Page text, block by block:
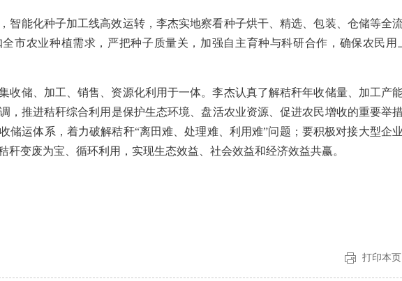
智能化种子加工线高效运转，李杰实地察看种子烘干、精选、包装、仓储等全
市农业种植需求，严把种子质量关，加强自主育种与科研合作，确保农民用
收储、加工、销售、资源化利用于一体。李杰认真了解秸秆年收储量、加工产
，推进秸秆综合利用是保护生态环境、盘活农业资源、促进农民增收的重要举
储运体系，着力破解秸秆“离田难、处理难、利用难”问题；要积极对接大型企
秆变废为宝、循环利用，实现生态效益、社会效益和经济效益共赢。
打印本页